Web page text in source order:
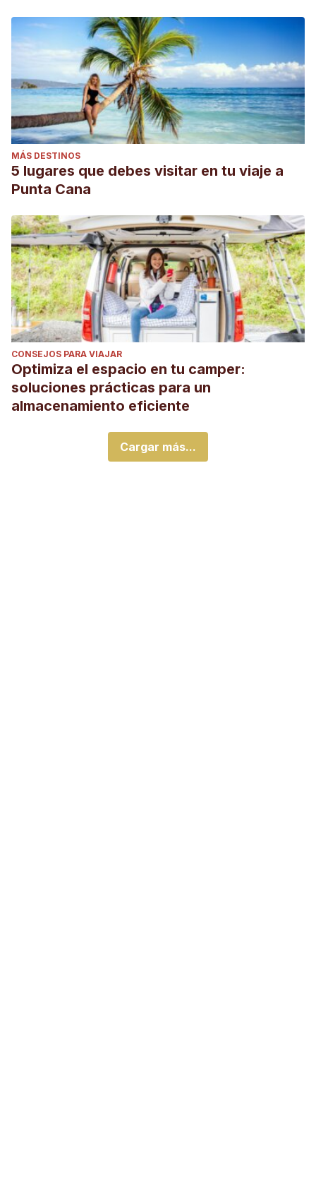
MÁS DESTINOS
5 lugares que debes visitar en tu viaje a
Punta Cana
CONSEJOS PARA VIAJAR
Optimiza el espacio en tu camper:
soluciones prácticas para un
almacenamiento eficiente
Cargar más...